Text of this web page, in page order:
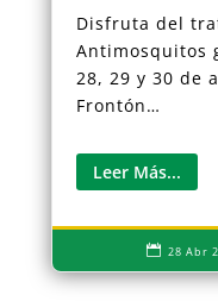
Disfruta del
Antimosquitos
28, 29 y 30 de
Frontón…
Leer Más...
 28 Abr